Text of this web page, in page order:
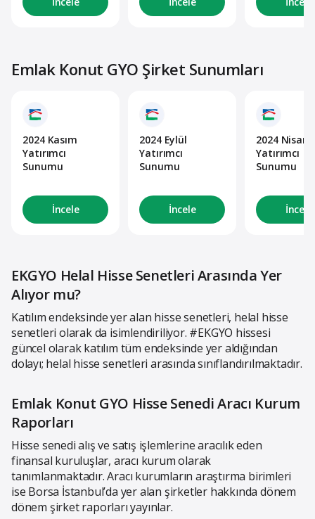
Emlak Konut GYO Şirket Sunumları
2024 Kasım
Yatırımcı
Sunumu
İncele
2024 Eylül
Yatırımcı
Sunumu
İncele
2024 Nisan
Yatırımcı
Sunumu
İncele
EKGYO Helal Hisse Senetleri Arasında Yer
Alıyor mu?
Katılım endeksinde yer alan hisse senetleri, helal hisse
senetleri olarak da isimlendiriliyor. #EKGYO hissesi
güncel olarak katılım tüm endeksinde yer aldığından
dolayı; helal hisse senetleri arasında sınıflandırılmaktadır.
Emlak Konut GYO Hisse Senedi Aracı Kurum
Raporları
Hisse senedi alış ve satış işlemlerine aracılık eden
finansal kuruluşlar, aracı kurum olarak
tanımlanmaktadır. Aracı kurumların araştırma birimleri
ise Borsa İstanbul’da yer alan şirketler hakkında dönem
dönem şirket raporları yayınlar.